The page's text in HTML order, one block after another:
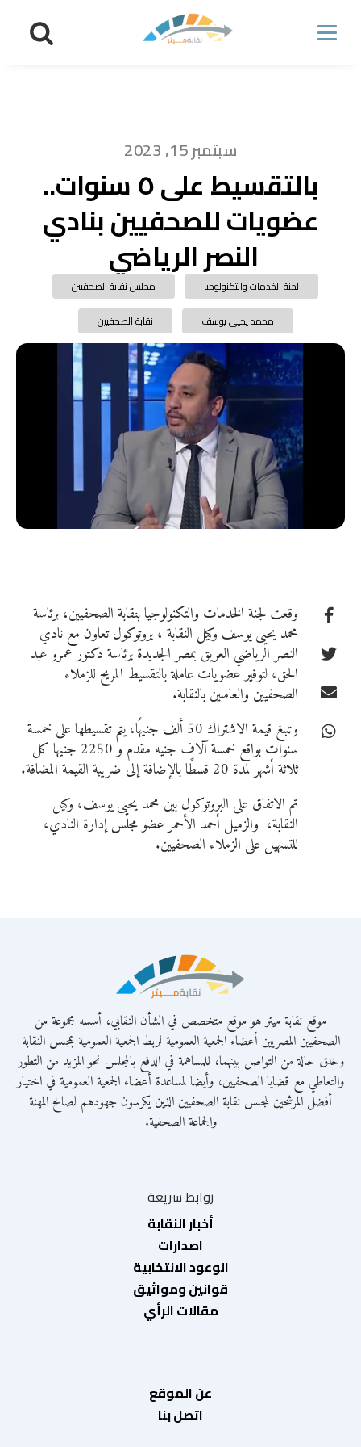
سبتمبر 15, 2023
بالتقسيط على ٥ سنوات..
عضويات للصحفيين بنادي
النصر الرياضي
لجنة الخدمات والتكنولوجيا
مجلس نقابة الصحفيين
محمد يحيى يوسف
نقابة الصحفيين
وقعت لجنة الخدمات والتكنولوجيا بنقابة الصحفيين، برئاسة
محمد يحيى يوسف وكيل النقابة ، بروتوكول تعاون مع نادي
النصر الرياضي العريق بمصر الجديدة برئاسة دكتور عمرو عبد
الحق، لتوفير عضويات عاملة بالتقسيط المريح للزملاء
الصحفيين والعاملين بالنقابة.
وتبلغ قيمة الاشتراك 50 ألف جنيهًا، يتم تقسيطها على خمسة
سنوات بواقع خمسة آلاف جنيه مقدم و 2250 جنيها كل
ثلاثة أشهر لمدة 20 قسطًا بالإضافة إلى ضريبة القيمة المضافة.
تم الاتفاق على البروتوكول بين محمد يحيى يوسف، وكيل
النقابة، والزميل أحمد الأحمر عضو مجلس إدارة النادي،
للتسهيل على الزملاء الصحفيين.
موقع نقابة ميتر هو موقع متخصص في الشأن النقابي، أسسه مجموعة من
الصحفيين المصريين أعضاء الجمعية العمومية لربط الجمعية العمومية بمجلس النقابة
وخلق حالة من التواصل بينهما، للمساهمة في الدفع بالمجلس نحو المزيد من التطور
والتعاطي مع قضايا الصحفيين، وأيضا لمساعدة أعضاء الجمعية العمومية في اختيار
أفضل المرشحين لمجلس نقابة الصحفيين الذين يكرسون جهودهم لصالح المهنة
والجماعة الصحفية.
روابط سريعة
أخبار النقابة
اصدارات
الوعود الانتخابية
قوانين ومواثيق
مقالات الرأي
عن الموقع
اتصل بنا